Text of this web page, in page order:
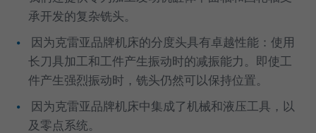
承开发的复杂铣头。
因为克雷亚品牌机床的分度头具有卓越性能：使用
长刀具加工和工件产生振动时的减振能力。即使工
件产生强烈振动时，铣头仍然可以保持位置。
因为克雷亚品牌机床中集成了机械和液压工具，以
及零点系统。